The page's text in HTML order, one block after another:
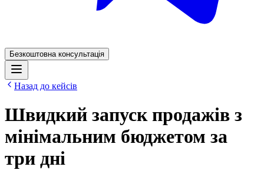
Безкоштовна консультація
Назад до кейсів
Швидкий запуск продажів з
мінімальним бюджетом за
три дні